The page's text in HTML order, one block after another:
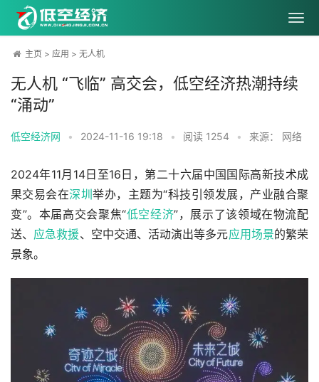
主页 > 应用 > 无人机
无人机 “飞临” 高交会，低空经济热潮持续
“涌动”
低空经济网 • 2024-11-16 19:18 • 阅读 1254 • 来源： 网络
2024年11月14日至16日，第二十六届中国国际高新技术成
果交易会在深圳举办，主题为“科技引领发展，产业融合聚
变”。本届高交会聚焦“低空经济”，展示了该领域在物流配
送、 应急救援、空中交通、活动演出等多元应用场景的繁荣
景象。